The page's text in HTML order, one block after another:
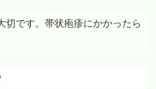
切です。帯状疱疹にかかったら